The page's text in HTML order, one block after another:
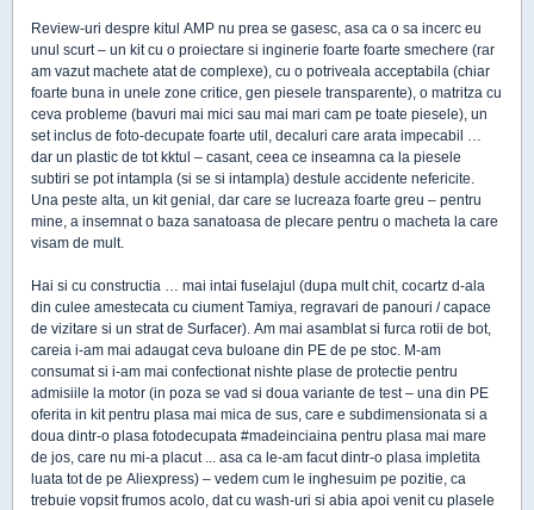
Review-uri despre kitul AMP nu prea se gasesc, asa ca o sa incerc eu
unul scurt – un kit cu o proiectare si inginerie foarte foarte smechere (rar
am vazut machete atat de complexe), cu o potriveala acceptabila (chiar
foarte buna in unele zone critice, gen piesele transparente), o matritza cu
ceva probleme (bavuri mai mici sau mai mari cam pe toate piesele), un
set inclus de foto-decupate foarte util, decaluri care arata impecabil …
dar un plastic de tot kktul – casant, ceea ce inseamna ca la piesele
subtiri se pot intampla (si se si intampla) destule accidente nefericite.
Una peste alta, un kit genial, dar care se lucreaza foarte greu – pentru
mine, a insemnat o baza sanatoasa de plecare pentru o macheta la care
visam de mult.
Hai si cu constructia … mai intai fuselajul (dupa mult chit, cocartz d-ala
din culee amestecata cu ciument Tamiya, regravari de panouri / capace
de vizitare si un strat de Surfacer). Am mai asamblat si furca rotii de bot,
careia i-am mai adaugat ceva buloane din PE de pe stoc. M-am
consumat si i-am mai confectionat nishte plase de protectie pentru
admisiile la motor (in poza se vad si doua variante de test – una din PE
oferita in kit pentru plasa mai mica de sus, care e subdimensionata si a
doua dintr-o plasa fotodecupata #madeinciaina pentru plasa mai mare
de jos, care nu mi-a placut ... asa ca le-am facut dintr-o plasa impletita
luata tot de pe Aliexpress) – vedem cum le inghesuim pe pozitie, ca
trebuie vopsit frumos acolo, dat cu wash-uri si abia apoi venit cu plasele